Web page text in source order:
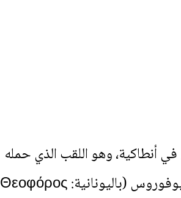
في أنطاكية، وهو اللقب الذي حمله
لمدة عقدين. وقد جاء بعد إغناطيوس الملقب بالنوراني أو الأنطاكي والذي يدعى أيضا ثيوفوروس (باليونانية: Θεοφόρος